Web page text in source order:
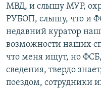
МВД, и слышу МУР,
РУБОП, слышу, что и
недавний куратор
возможности наших
что меня ищут, но
сведения, твердо
поездом, сотрудники